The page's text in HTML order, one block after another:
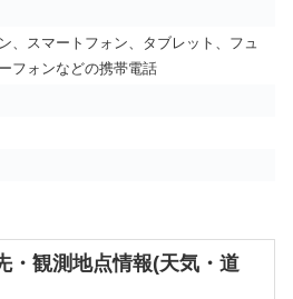
、スマートフォン、タブレット、フュ
フォンなどの携帯電話
・観測地点情報(天気・道